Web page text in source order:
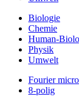
Biologie
Chemie
Human-
Physik
Umwelt
Fourier
8-polig